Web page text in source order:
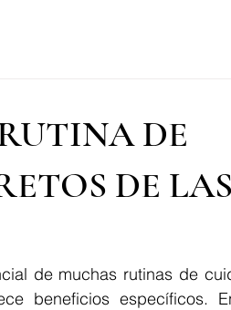
DE
DE
de muchas rutinas de
beneficios específicos.